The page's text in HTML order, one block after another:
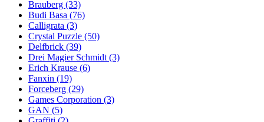
Brauberg (33)
Budi Basa (76)
Calligrata (3)
Crystal Puzzle (50)
Delfbrick (39)
Drei Magier Schmidt (3)
Erich Krause (6)
Fanxin (19)
Forceberg (29)
Games Corporation (3)
GAN (5)